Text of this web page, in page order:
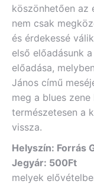
köszönhetően az
nem csak
és érdekessé
első előadásunk
előadása,
János című
meg a blues
természetesen a
vissza.
Helyszín: Forrás
Jegyár: 500Ft
melyek